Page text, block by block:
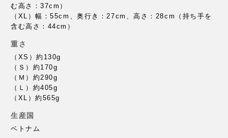
む高さ：37cm）
（XL）幅：55cm、奥行き：27cm、高さ：28cm（持ち手を
含む高さ：44cm）
重さ
（XS）約130g
（Ｓ）約170g
（Ｍ）約290g
（Ｌ）約405g
（XL）約565g
生産国
ベトナム